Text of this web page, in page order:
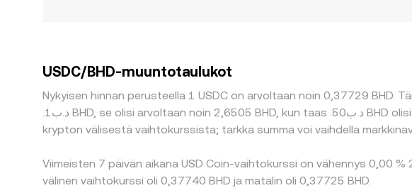
USDC/BHD-muuntotaulukot
Nykyisen hinnan perusteella 1 USDC on arvoltaan noin 0,37729 BHD.
.د.ب1 BHD, se olisi arvoltaan noin 2,6505 BHD, kun taas .د.ب50 BHD olisi arvoltaan noin 132,52 BHD. Nämä luvut ovat suuntaa-antavia tietoja BHD-valuutan ja USDC-
krypton välisestä vaihtokurssista; tarkka summa voi vaihdella
Viimeisten 7 päivän aikana USD Coin-vaihtokurssi on vähennys 0,00
välinen vaihtokurssi oli 0,37740 BHD ja matalin oli 0,37725 BHD.